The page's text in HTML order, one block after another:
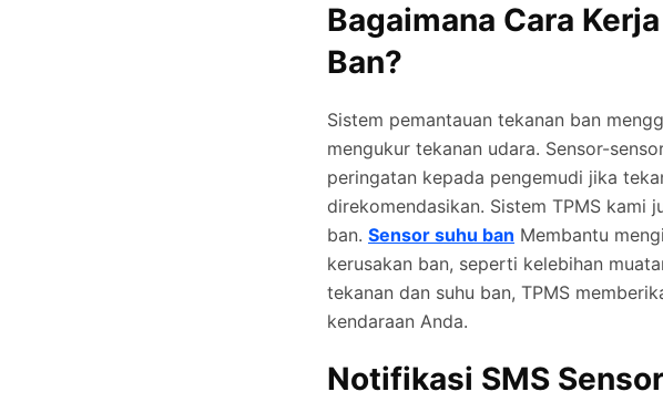
Bagaimana Cara
Ban?
Sistem pemantauan tekanan ban
mengukur tekanan udara. Sensor-
peringatan kepada pengemudi jika
direkomendasikan. Sistem TPMS kami
ban. Sensor suhu ban Membantu
kerusakan ban, seperti kelebihan
tekanan dan suhu ban, TPMS
kendaraan Anda.
Notifikasi SMS